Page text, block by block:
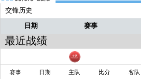
小路 还有11秒6！！！！
瓦格勒拉人犯规！！
小路 克利福德顺利长传夏普！
交锋历史
日期 赛事
最近战绩
赛事 日期 主队 比分 客队